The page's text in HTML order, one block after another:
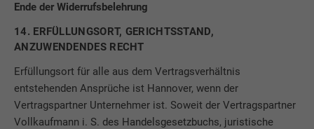
Ende der Widerrufsbelehrung
14. ERFÜLLUNGSORT, GERICHTSSTAND,
ANZUWENDENDES RECHT
Erfüllungsort für alle aus dem Vertragsverhältnis
entstehenden Ansprüche ist Hannover, wenn der
Vertragspartner Unternehmer ist. Soweit der Vertragspartner
Vollkaufmann i. S. des Handelsgesetzbuchs, juristische